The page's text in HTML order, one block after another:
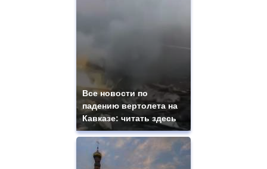
Все новости по
падению вертолета на
Кавказе: читать здесь